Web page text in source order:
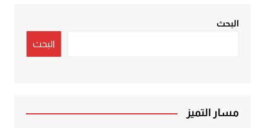
البحث
البحث
مسار التميز